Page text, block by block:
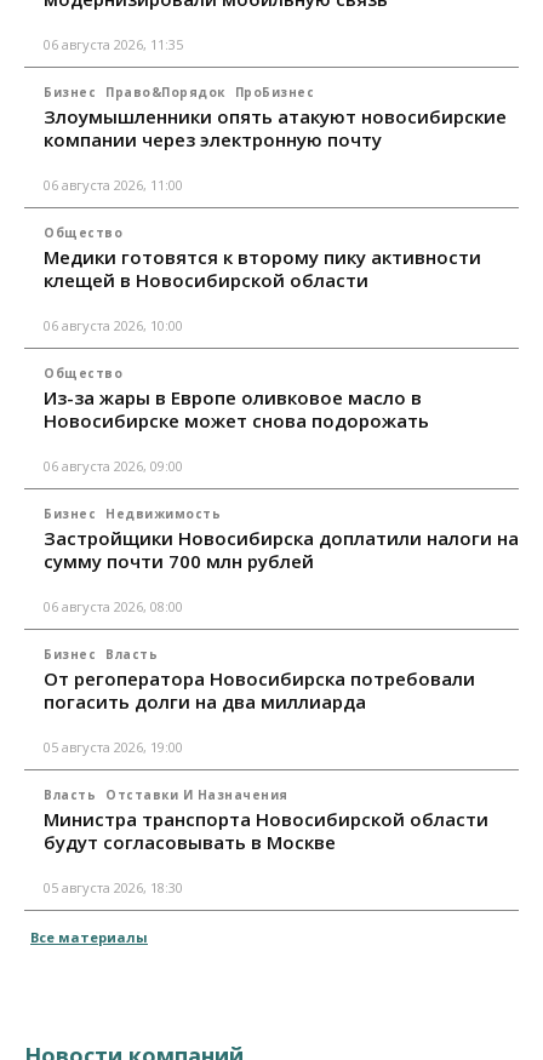
06 августа 2026, 11:35
Бизнес Право&Порядок ПроБизнес
Злоумышленники опять атакуют новосибирские
компании через электронную почту
06 августа 2026, 11:00
Общество
Медики готовятся к второму пику активности
клещей в Новосибирской области
06 августа 2026, 10:00
Общество
Из-за жары в Европе оливковое масло в
Новосибирске может снова подорожать
06 августа 2026, 09:00
Бизнес Недвижимость
Застройщики Новосибирска доплатили налоги на
сумму почти 700 млн рублей
06 августа 2026, 08:00
Бизнес Власть
От регоператора Новосибирска потребовали
погасить долги на два миллиарда
05 августа 2026, 19:00
Власть Отставки И Назначения
Министра транспорта Новосибирской области
будут согласовывать в Москве
05 августа 2026, 18:30
Все материалы